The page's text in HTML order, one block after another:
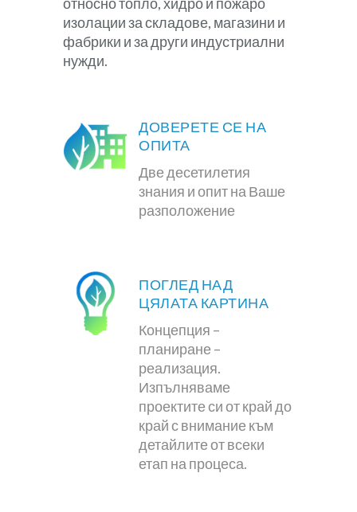
изолации за складове, магазини и
фабрики и за други индустриални
нужди.
ДОВЕРЕТЕ СЕ НА
ОПИТА
Две десетилетия
знания и опит на Ваше
разположение
ПОГЛЕД НАД
ЦЯЛАТА КАРТИНА
Концепция –
планиране –
реализация.
Изпълняваме
проектите си от край до
край с внимание към
детайлите от всеки
етап на процеса.